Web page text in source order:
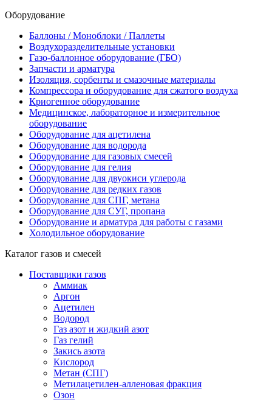
Оборудование
Баллоны / Моноблоки / Паллеты
Воздухоразделительные установки
Газо-баллонное оборудование (ГБО)
Запчасти и арматура
Изоляция, сорбенты и смазочные материалы
Компрессора и оборудование для сжатого воздуха
Криогенное оборудование
Медицинское, лабораторное и измерительное
оборудование
Оборудование для ацетилена
Оборудование для водорода
Оборудование для газовых смесей
Оборудование для гелия
Оборудование для двуокиси углерода
Оборудование для редких газов
Оборудование для СПГ, метана
Оборудование для СУГ, пропана
Оборудование и арматура для работы с газами
Холодильное оборудование
Каталог газов и смесей
Поставщики газов
Аммиак
Аргон
Ацетилен
Водород
Газ азот и жидкий азот
Газ гелий
Закись азота
Кислород
Метан (СПГ)
Метилацетилен-алленовая фракция
Озон